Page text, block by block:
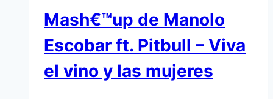
Mash€™up de Manolo
Escobar ft. Pitbull – Viva
el vino y las mujeres